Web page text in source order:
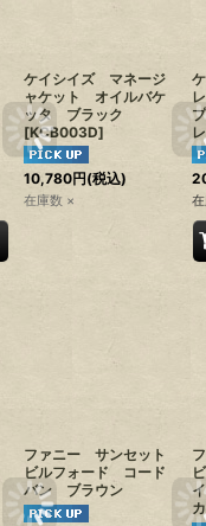
ケイシイズ マネージ
ャケット オイルバケ
ッタ ブラック
[KCB003D]
10,780円(税込)
在庫数 ×
ファニー サンセット
ビルフォード コード
バン ブラウン